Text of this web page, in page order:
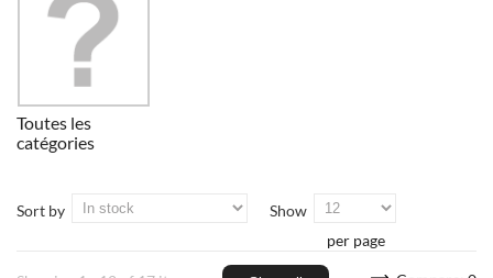
Toutes les
catégories
Sort by
Show
per page